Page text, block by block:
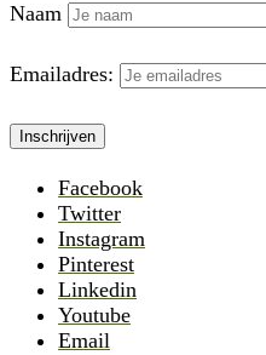
Naam
Emailadres:
Facebook
Twitter
Instagram
Pinterest
Linkedin
Youtube
Email